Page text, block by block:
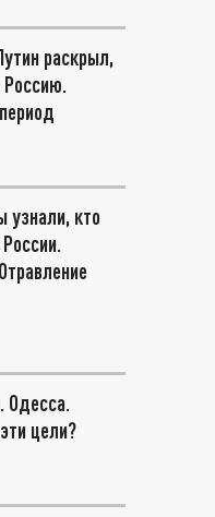
раскрыл,
Россию.
узнали, кто
Одесса.
цели?